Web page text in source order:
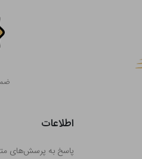
اطلاعات
پاسخ به پرسش‌های